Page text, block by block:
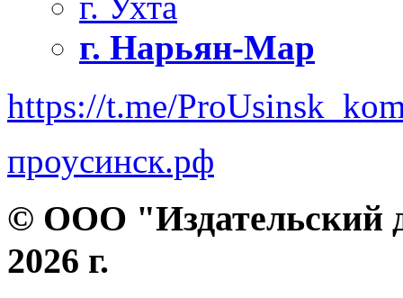
г. Нарьян-Мар
https://t.me/
проусинск.рф
© ООО "Издательский
2026 г.